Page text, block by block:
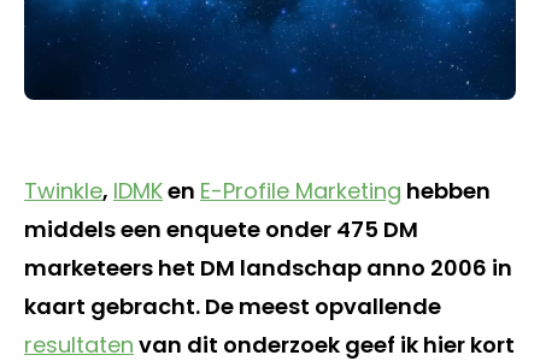
Twinkle, IDMKen E-Profile Marketing hebben
middels een enquete onder 475 DM
marketeers het DM landschap anno 2006 in
kaart gebracht. De meest opvallende
resultaten van dit onderzoek geef ik hier kort